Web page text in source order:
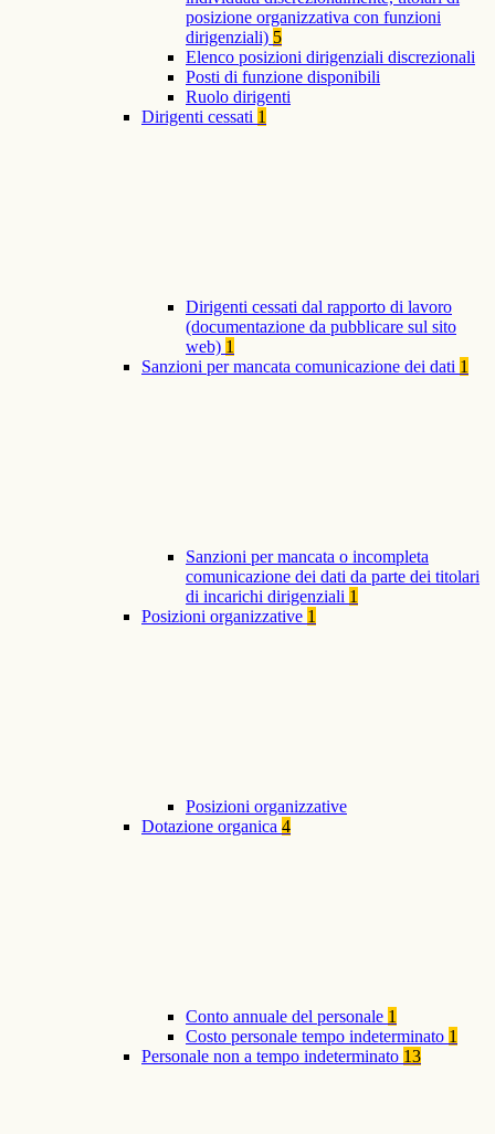
posizione organizzativa con funzioni
dirigenziali) 5
Elenco posizioni dirigenziali discrezionali
Posti di funzione disponibili
Ruolo dirigenti
Dirigenti cessati 1
Dirigenti cessati dal rapporto di lavoro
(documentazione da pubblicare sul sito
web) 1
Sanzioni per mancata comunicazione dei dati 1
Sanzioni per mancata o incompleta
comunicazione dei dati da parte dei titolari
di incarichi dirigenziali 1
Posizioni organizzative 1
Posizioni organizzative
Dotazione organica 4
Conto annuale del personale 1
Costo personale tempo indeterminato 1
Personale non a tempo indeterminato 13